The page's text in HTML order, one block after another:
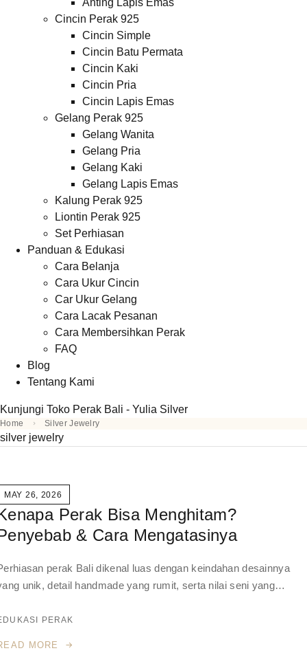
Anting Lapis Emas
Cincin Perak 925
Cincin Simple
Cincin Batu Permata
Cincin Kaki
Cincin Pria
Cincin Lapis Emas
Gelang Perak 925
Gelang Wanita
Gelang Pria
Gelang Kaki
Gelang Lapis Emas
Kalung Perak 925
Liontin Perak 925
Set Perhiasan
Panduan & Edukasi
Cara Belanja
Cara Ukur Cincin
Car Ukur Gelang
Cara Lacak Pesanan
Cara Membersihkan Perak
FAQ
Blog
Tentang Kami
Kunjungi Toko Perak Bali - Yulia Silver
Home Silver Jewelry
silver jewelry
MAY 26, 2026
Perak Bisa Menghitam?
& Cara Mengatasinya
perak Bali dikenal luas dengan keindahan desainnya
unik, detail handmade yang rumit, serta nilai seni yang…
PERAK
MORE